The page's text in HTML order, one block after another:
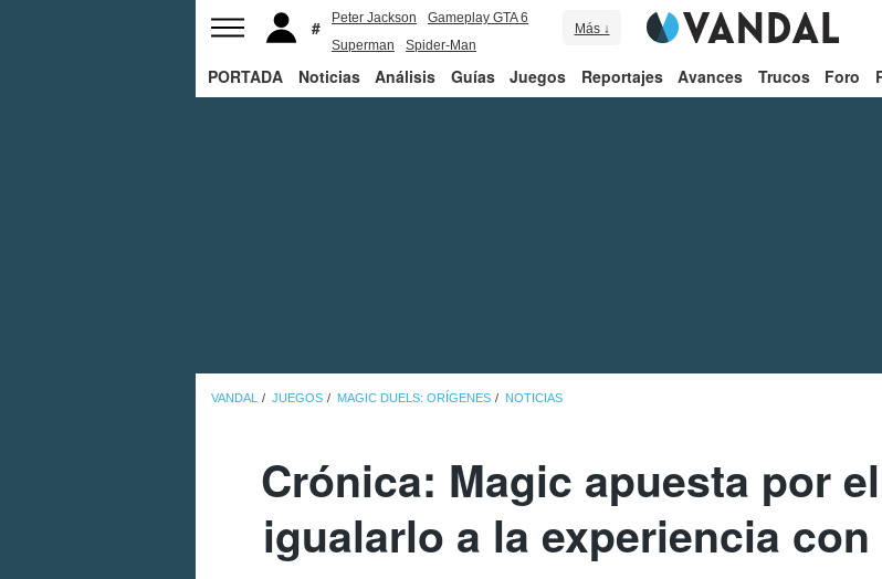
Peter Jackson
Gameplay GTA 6
Superman
Spider-Man
Más ↓
PORTADA Noticias Análisis Guías Juegos Reportajes Avances Trucos Foro
VANDAL JUEGOS MAGIC DUELS: ORÍGENES NOTICIAS
Crónica: Magic apuesta por
igualarlo a la experiencia